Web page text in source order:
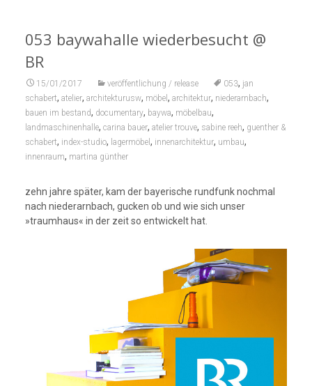
053 baywahalle wiederbesucht @
BR
15/01/2017 veröffentlichung / release 053, jan
schabert, atelier, architekturusw, möbel , architektur, niederarnbach,
bauen im bestand, documentary, baywa, möbelbau,
landmaschinenhalle, carina bauer, atelier trouve, sabine reeh, guenther &
schabert, index-studio, lagermöbel , innenarchitektur, umbau,
innenraum, martina günther
zehn jahre später, kam der bayerische rundfunk nochmal
nach niederarnbach, gucken ob und wie sich unser
»traumhaus« in der zeit so entwickelt hat.